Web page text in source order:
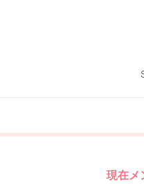
現在メ